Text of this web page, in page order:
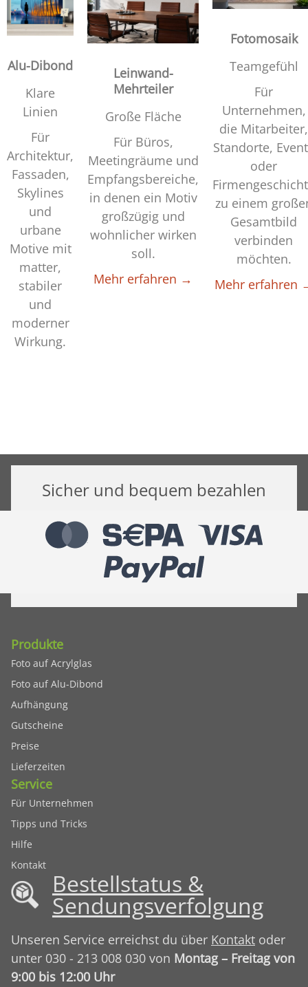
Alu-Dibond
Klare
Linien
Für
Architektur,
Fassaden,
Skylines
und
urbane
Motive mit
matter,
stabiler
und
moderner
Wirkung.
Leinwand-
Mehrteiler
Große Fläche
Für Büros,
Meetingräume und
Empfangsbereiche,
in denen ein Motiv
großzügig und
wohnlicher wirken
soll.
Mehr erfahren →
Fotomosaik
Teamgefühl
Für
Unternehmen,
die Mitarbeiter,
Standorte,
oder
zu einem
Gesamtbild
verbinden
möchten.
Mehr erfahren
Sicher und bequem bezahlen
Produkte
Foto auf Acrylglas
Foto auf Alu-Dibond
Aufhängung
Gutscheine
Preise
Lieferzeiten
Service
Für Unternehmen
Tipps und Tricks
Hilfe
Kontakt
Bestellstatus &
Sendungsverfolgung
Unseren Service erreichst du über Kontakt oder
unter 030 - 213 008 030 von Montag – Freitag von
9:00 bis 12:00 Uhr